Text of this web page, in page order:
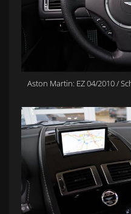
Aston Martin: EZ 04/2010 /